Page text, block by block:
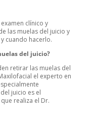
clínico y
las muelas del juicio y
cuando hacerlo.
del juicio?
retirar las muelas del
el experto en
juicio es el
realiza el Dr.